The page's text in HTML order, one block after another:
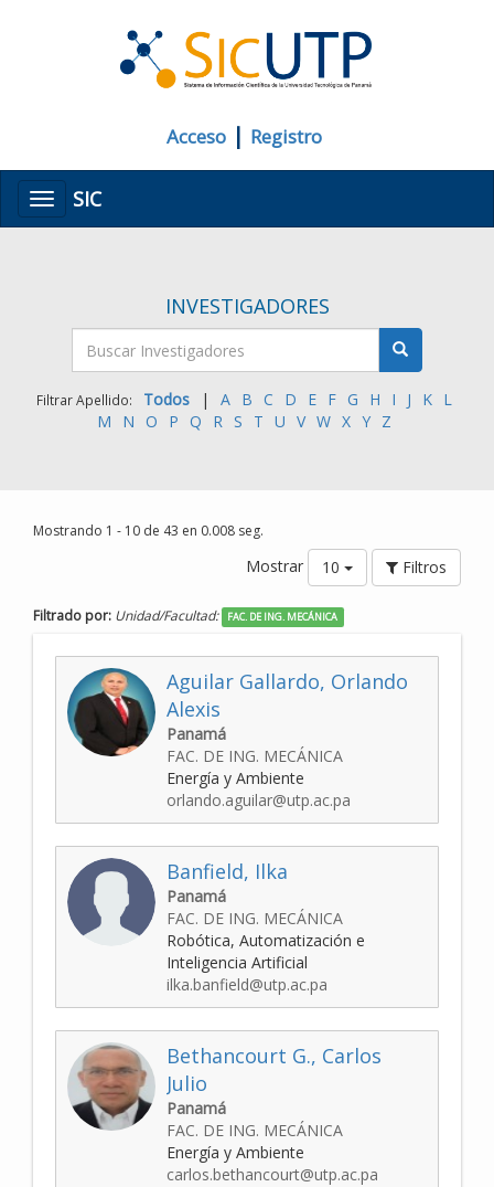
Acceso | Registro
MenúSIC
INVESTIGADORES
Filtrar Apellido: Todos | A B C D E F G H I J K L
M
N O P Q R S T U V W X Y Z
Mostrando 1 - 10 de 43 en 0.008 seg.
Mostrar 10 Filtros
Filtrado por: Unidad/Facultad: FAC. DE ING. MECÁNICA
Aguilar Gallardo, Orlando
Alexis
Panamá
FAC. DE ING. MECÁNICA
Energía y Ambiente
orlando.aguilar@utp.ac.pa
Banfield, Ilka
Panamá
FAC. DE ING. MECÁNICA
Robótica, Automatización e
Inteligencia Artificial
ilka.banfield@utp.ac.pa
Bethancourt G., Carlos
Julio
Panamá
FAC. DE ING. MECÁNICA
Energía y Ambiente
carlos.bethancourt@utp.ac.pa